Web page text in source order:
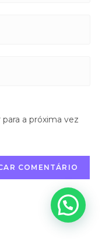
a próxima vez